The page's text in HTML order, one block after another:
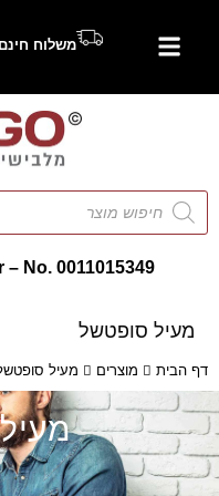
משלוח חינם
No. 0011015349
מעיל סופטשל
דף הבית מוצרים מעיל